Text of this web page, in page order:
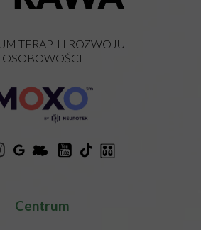
Centrum
TERAPII I ROZWOJU
OSOBOWOŚCI